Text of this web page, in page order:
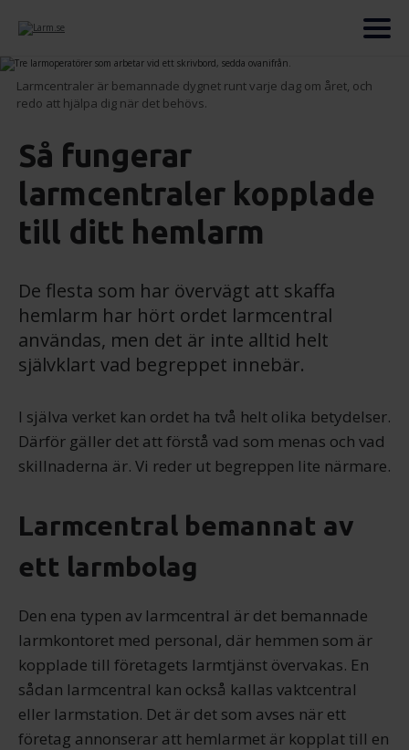
Larmcentraler är bemannade dygnet runt varje dag om året, och
redo att hjälpa dig när det behövs.
Så fungerar
larmcentraler kopplade
till ditt hemlarm
De flesta som har övervägt att skaffa
hemlarm har hört ordet larmcentral
användas, men det är inte alltid helt
självklart vad begreppet innebär.
I själva verket kan ordet ha två helt olika betydelser.
Därför gäller det att förstå vad som menas och vad
skillnaderna är. Vi reder ut begreppen lite närmare.
Larmcentral bemannat av
ett larmbolag
Den ena typen av larmcentral är det bemannade
larmkontoret med personal, där hemmen som är
kopplade till företagets larmtjänst övervakas. En
sådan larmcentral kan också kallas vaktcentral
eller larmstation. Det är det som avses när ett
företag annonserar att hemlarmet är kopplat till en